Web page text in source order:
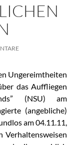
Ungereimtheiten
das Auffliegen
(NSU) am
(angebliche)
am 04.11.11,
Verhaltensweisen